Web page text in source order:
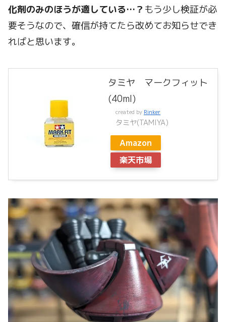
化剤のみのほうが適している…？ もう少し検証が必
要そうなので、確信が持てたら改めてお知らせでき
ればと思います。
タミヤ マークフィット
(40ml)
created by Rinker
タミヤ(TAMIYA)
Amazon
楽天市場